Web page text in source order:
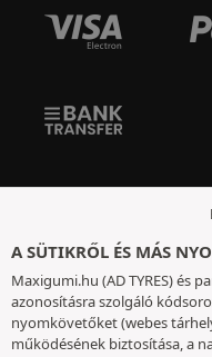
A SÜTIKRŐL ÉS MÁS
Maxigumi.hu (AD TYRES) és
azonosításra szolgáló
nyomkövetőket (webes
működésének biztosítása, a